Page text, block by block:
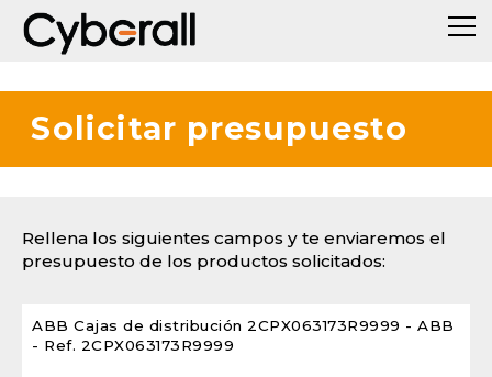
Solicitar presupuesto
Rellena los siguientes campos y te enviaremos el
presupuesto de los productos solicitados: